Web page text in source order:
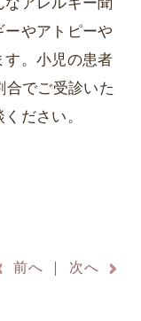
アレルギー聞
ーやアトピーや
す。小児の患者
合でご受診いた
ださい。
前へ 次へ